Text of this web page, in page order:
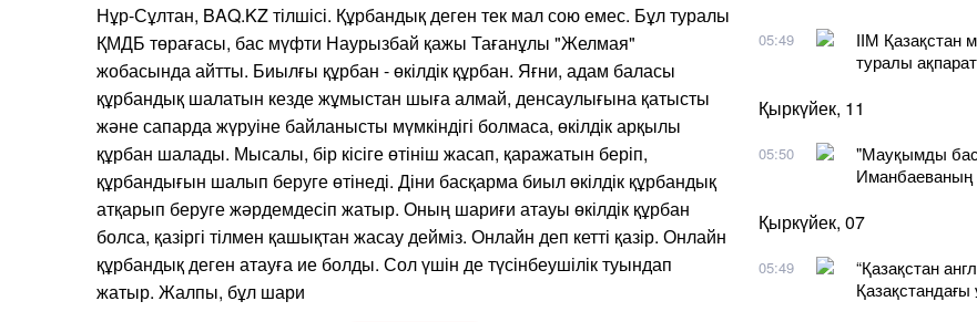
Нұр-Сұлтан, BAQ.KZ тілшісі. Құрбандық деген тек мал сою емес. Бұл туралы
ҚМДБ төрағасы, бас мүфти Наурызбай қажы Тағанұлы "Желмая"
жобасында айтты. Биылғы құрбан - өкілдік құрбан. Яғни, адам баласы
құрбандық шалатын кезде жұмыстан шыға алмай, денсаулығына қатысты
және сапарда жүруіне байланысты мүмкіндігі болмаса, өкілдік арқылы
құрбан шалады. Мысалы, бір кісіге өтініш жасап, қаражатын беріп,
құрбандығын шалып беруге өтінеді. Діни басқарма биыл өкілдік құрбандық
атқарып беруге жәрдемдесіп жатыр. Оның шариғи атауы өкілдік құрбан
болса, қазіргі тілмен қашықтан жасау дейміз. Онлайн деп кетті қазір. Онлайн
құрбандық деген атауға ие болды. Сол үшін де түсінбеушілік туындап
жатыр. Жалпы, бұл шари
05:49
ІІМ
туралы
Қыркүйек, 11
05:50
"Мауқымды
Иманбаеваның
Қыркүйек, 07
05:49
“Қазақстан